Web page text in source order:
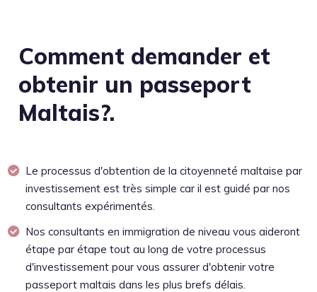
Comment demander et
obtenir un passeport
Maltais?.
Le processus d'obtention de la citoyenneté maltaise par
investissement est très simple car il est guidé par nos
consultants expérimentés.
Nos consultants en immigration de niveau vous aideront
étape par étape tout au long de votre processus
d'investissement pour vous assurer d'obtenir votre
passeport maltais dans les plus brefs délais.